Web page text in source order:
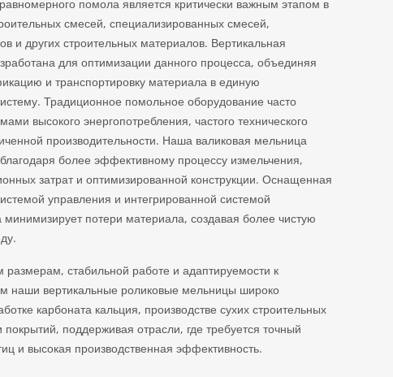
помола является критически важным этапом в
смесей, специализированных смесей,
и других строительных материалов. Вертикальная
для оптимизации данного процесса, объединяя
и транспортировку материала в единую
Традиционное помольное оборудование часто
высокого энергопотребления, частого технического
производительности. Наша валиковая мельница
более эффективному процессу измельчения,
затрат и оптимизированной конструкции. Оснащенная
управления и интегрированной системой
потери материала, создавая более чистую
размерам, стабильной работе и адаптируемости к
наши вертикальные роликовые мельницы широко
карбоната кальция, производстве сухих строительных
покрытий, поддерживая отрасли, где требуется точный
и высокая производственная эффективность.